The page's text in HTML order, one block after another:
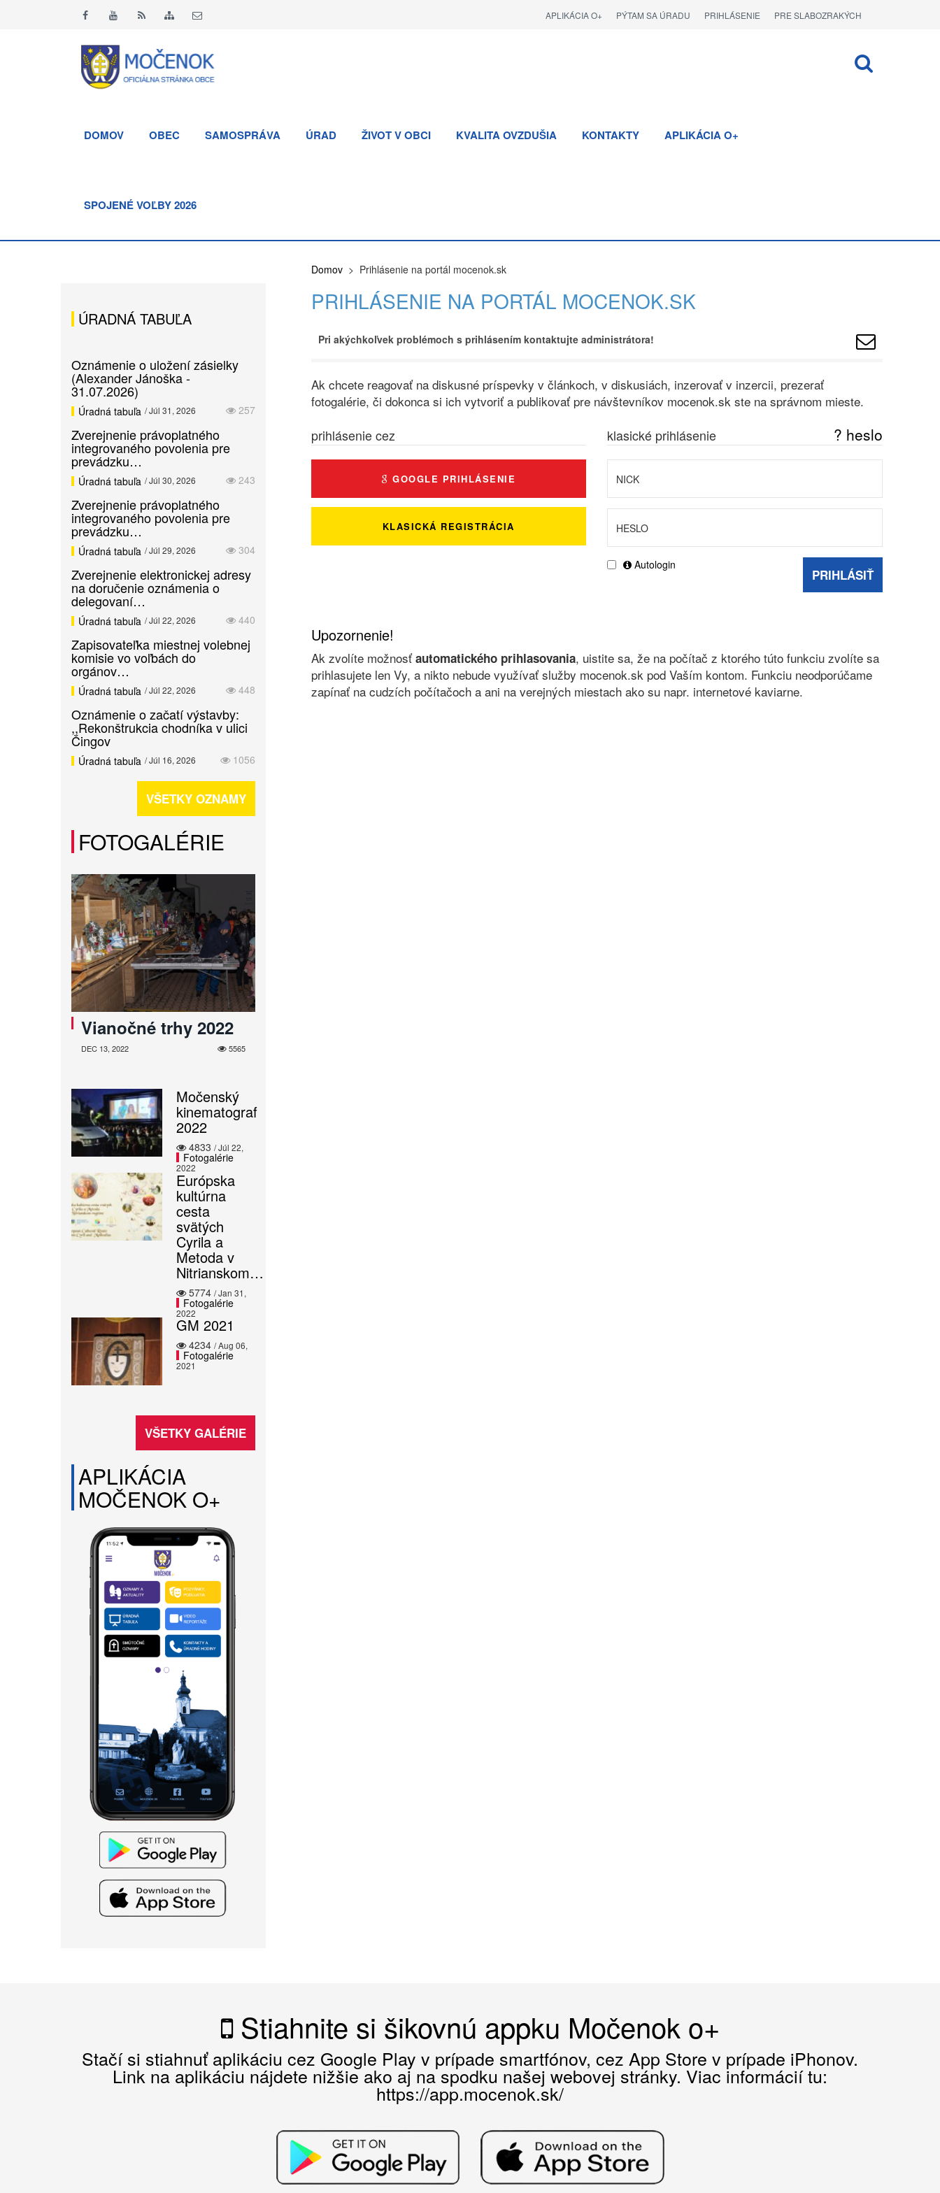
PRE SLABOZRAKÝCH
PRIHLÁSENIE
PÝTAM SA ÚRADU
APLIKÁCIA O+
DOMOV OBEC SAMOSPRÁVA ÚRAD ŽIVOT V OBCI KVALITA OVZDUŠIA KONTAKTY APLIKÁCIA O+
SPOJENÉ VOĽBY 2026
Domov> Prihlásenie na portál mocenok.sk
PRIHLÁSENIE NA PORTÁL MOCENOK.SK
Pri akýchkoľvek problémoch s prihlásením kontaktujte administrátora!
Ak chcete reagovať na diskusné príspevky v článkoch, v diskusiách, inzerovať v inzercii, prezerať
fotogalérie, či dokonca si ich vytvoriť a publikovať pre návštevníkov mocenok.sk ste na správnom mieste.
prihlásenie cez
GOOGLE PRIHLÁSENIE
KLASICKÁ REGISTRÁCIA
klasické prihlásenie ? heslo
Autologin
PRIHLÁSIŤ
Upozornenie!
Ak zvolíte možnosťautomatického prihlasovania, uistite sa, že na počítač z ktorého túto funkciu zvolíte sa
prihlasujete len Vy, a nikto nebude využívať služby mocenok.sk pod Vaším kontom. Funkciu neodporúčame
zapínať na cudzích počítačoch a ani na verejných miestach ako su napr. internetové kaviarne.
ÚRADNÁ TABUĽA
Oznámenie o uložení zásielky
(Alexander Jánoška -
31.07.2026)
257
Úradná tabuľa / Júl 31, 2026
Zverejnenie právoplatného
integrovaného povolenia pre
prevádzku…
243
Úradná tabuľa / Júl 30, 2026
Zverejnenie právoplatného
integrovaného povolenia pre
prevádzku…
304
Úradná tabuľa / Júl 29, 2026
Zverejnenie elektronickej adresy
na doručenie oznámenia o
delegovaní…
440
Úradná tabuľa / Júl 22, 2026
Zapisovateľka miestnej volebnej
komisie vo voľbách do
orgánov…
448
Úradná tabuľa / Júl 22, 2026
Oznámenie o začatí výstavby:
,,Rekonštrukcia chodníka v ulici
Čingov
1056
Úradná tabuľa / Júl 16, 2026
VŠETKY OZNAMY
FOTOGALÉRIE
Vianočné trhy 2022
5565
DEC 13, 2022
Močenský
kinematograf
2022
4833
Fotogalérie
/ Júl 22,
2022
Európska
kultúrna
cesta
svätých
Cyrila a
Metoda v
Nitrianskom…
5774
Fotogalérie
/ Jan 31,
2022
GM 2021
4234
Fotogalérie
/ Aug 06,
2021
VŠETKY GALÉRIE
APLIKÁCIA
MOČENOK O+
Stiahnite si šikovnú appku Močenok o+
Stačí si stiahnuť aplikáciu cez Google Play v prípade smartfónov, cez App Store v prípade iPhonov.
Link na aplikáciu nájdete nižšie ako aj na spodku našej webovej stránky. Viac informácií tu:
https://app.mocenok.sk/